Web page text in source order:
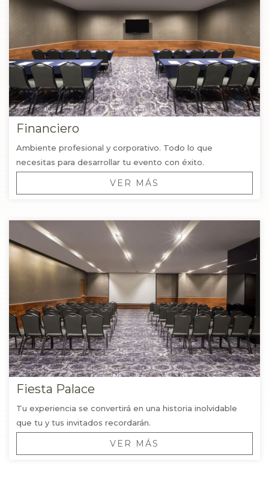
Financiero
Ambiente profesional y corporativo. Todo lo que
necesitas para desarrollar tu evento con éxito.
VER MÁS
Fiesta Palace
Tu experiencia se convertirá en una historia inolvidable
que tu y tus invitados recordarán.
VER MÁS